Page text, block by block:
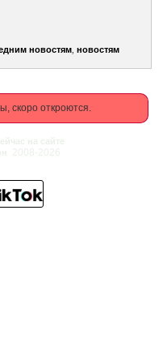
новостям, новостям
скоро откроются.